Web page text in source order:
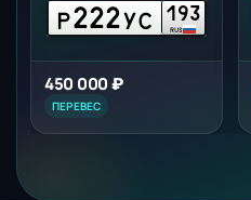
Р222УС 193
RUS
450 000 ₽
ПЕРЕВЕС